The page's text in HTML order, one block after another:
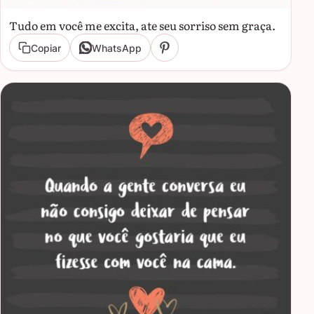
Tudo em você me excita, ate seu sorriso sem graça.
Copiar WhatsApp